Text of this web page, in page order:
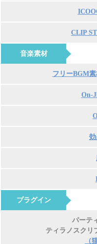
CLIP
音楽素材
フリーBGM
On-
プラグイン
パーテ
ティラノスクリ
（